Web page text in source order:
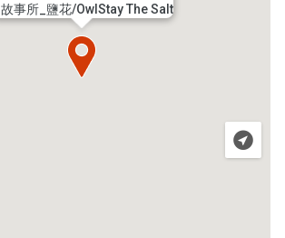
故事所_鹽花/OwlStay The Salt